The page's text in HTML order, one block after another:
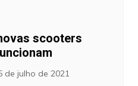
scooters
de julho de 2021